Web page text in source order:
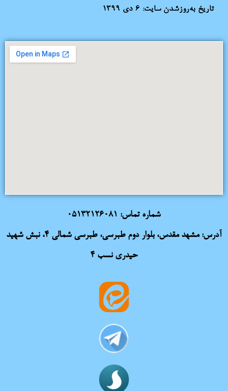
تاریخ به‌روزشدن سایت: ۶ دی ۱۳۹۹
شماره تماس: 05132126081
آدرس: مشهد مقدس، بلوار دوم طبرسی، طبرسی شمالی 4، نبش شهید
حیدری نسب 4